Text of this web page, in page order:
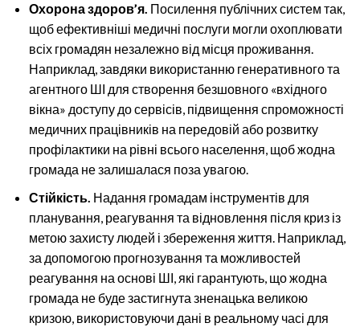
Охорона здоров’я. Посилення публічних систем так,
щоб ефективніші медичні послуги могли охоплювати
всіх громадян незалежно від місця проживання.
Наприклад, завдяки використанню генеративного та
агентного ШІ для створення безшовного «вхідного
вікна» доступу до сервісів, підвищення спроможності
медичних працівників на передовій або розвитку
профілактики на рівні всього населення, щоб жодна
громада не залишалася поза увагою.
Стійкість. Надання громадам інструментів для
планування, реагування та відновлення після криз із
метою захисту людей і збереження життя. Наприклад,
за допомогою прогнозування та можливостей
реагування на основі ШІ, які гарантують, що жодна
громада не буде застигнута зненацька великою
кризою, використовуючи дані в реальному часі для